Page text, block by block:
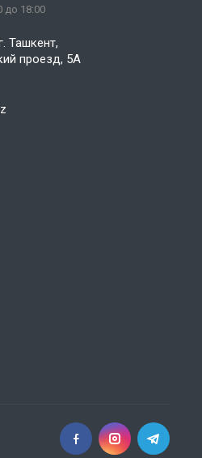
до 18:00
Ташкент,
проезд, 5А